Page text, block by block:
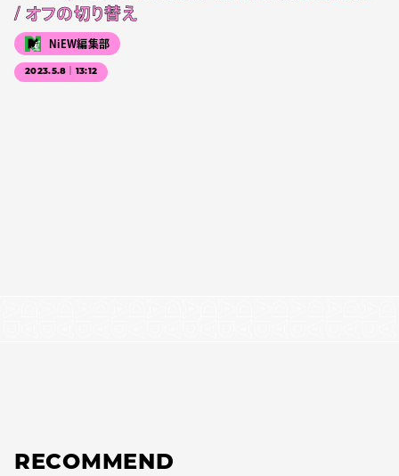
/ オフの切り替え
NiEW編集部
2023.5.8｜13:12
RECOMMEND